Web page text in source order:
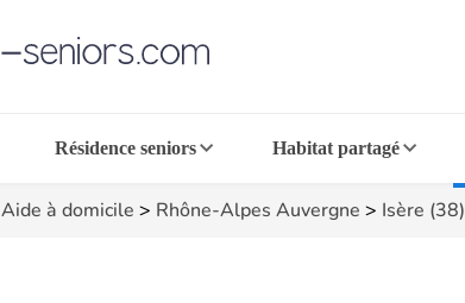
Résidence seniors Habitat partagé
Aide à domicile > Rhône-Alpes Auvergne > Isère (38)